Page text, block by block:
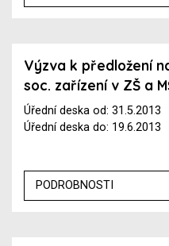
Výzva k předložení
soc. zařízení v ZŠ a
Úřední deska od: 31.5.2013
Úřední deska do: 19.6.2013
PODROBNOSTI